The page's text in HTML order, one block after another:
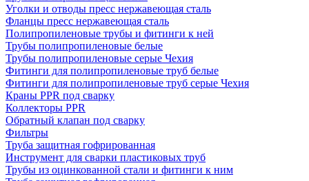
Уголки и отводы пресс нержавеющая сталь
Фланцы пресс нержавеющая сталь
Полипропиленовые трубы и фитинги к ней
Трубы полипропиленовые белые
Трубы полипропиленовые серые Чехия
Фитинги для полипропиленовые труб белые
Фитинги для полипропиленовые труб серые Чехия
Краны PPR под сварку
Коллекторы PPR
Обратный клапан под сварку
Фильтры
Труба защитная гофрированная
Инструмент для сварки пластиковых труб
Трубы из оцинкованной стали и фитинги к ним